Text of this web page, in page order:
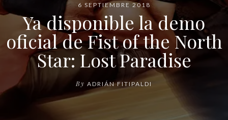
6 SEPTIEMBRE 2018
Ya disponible la demo
oficial de Fist of the North
Star: Lost Paradise
By ADRIÁN FITIPALDI